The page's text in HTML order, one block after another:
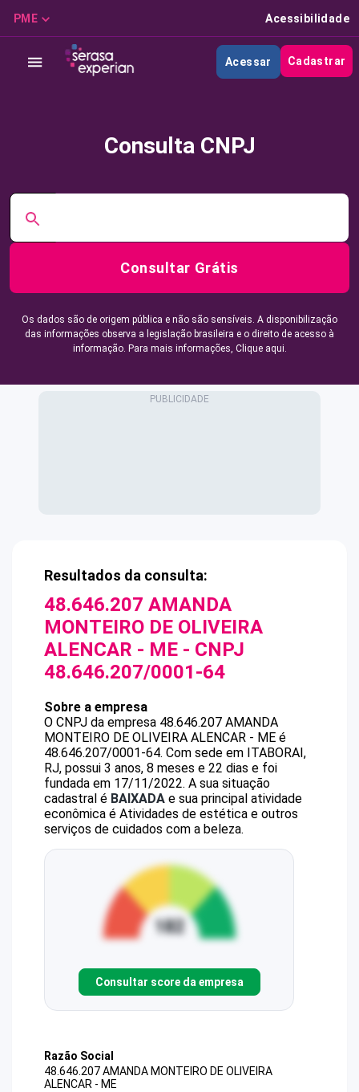
PME Acessibilidade
Acessar Cadastrar
Consulta CNPJ
Consultar Grátis
Os dados são de origem pública e não são sensíveis. A disponibilização
das informações observa a legislação brasileira e o direito de acesso à
informação. Para mais informações, Clique aqui.
Resultados da consulta:
48.646.207 AMANDA
MONTEIRO DE OLIVEIRA
ALENCAR - ME - CNPJ
48.646.207/0001-64
Sobre a empresa
O CNPJ da empresa 48.646.207 AMANDA
MONTEIRO DE OLIVEIRA ALENCAR - ME é
48.646.207/0001-64. Com sede em ITABORAI,
RJ, possui 3 anos, 8 meses e 22 dias e foi
fundada em 17/11/2022. A sua situação
cadastral é BAIXADA e sua principal atividade
econômica é Atividades de estética e outros
serviços de cuidados com a beleza.
Consultar score da empresa
Razão Social
48.646.207 AMANDA MONTEIRO DE OLIVEIRA
ALENCAR - ME